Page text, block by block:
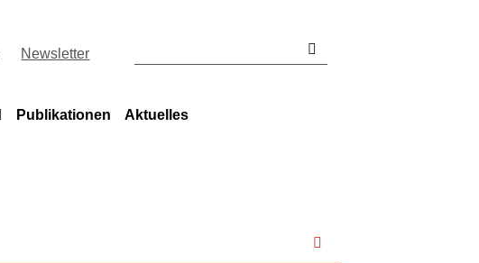
Newsletter
Publikationen Aktuelles